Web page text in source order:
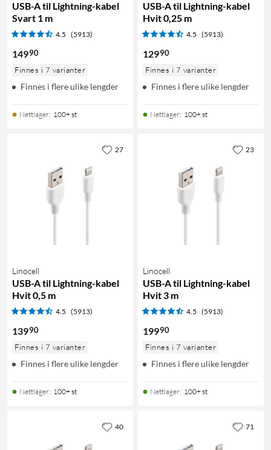
USB-A til Lightning-kabel
Svart 1 m
4.5 (5913)
14990
Finnes i 7 varianter
Finnes i flere ulike lengder
Nettlager: 100+ st
USB-A til Lightning-kabel
Hvit 0,25 m
4.5 (5913)
12990
Finnes i 7 varianter
Finnes i flere ulike lengder
Nettlager: 100+ st
Linocell
USB-A til Lightning-kabel
Hvit 0,5 m
4.5 (5913)
13990
Finnes i 7 varianter
Finnes i flere ulike lengder
Nettlager: 100+ st
27
Linocell
USB-A til Lightning-kabel
Hvit 3 m
4.5 (5913)
19990
Finnes i 7 varianter
Finnes i flere ulike lengder
Nettlager: 100+ st
23
40 71